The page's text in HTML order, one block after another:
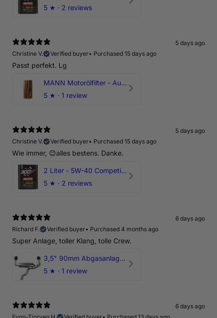
5 ★ · 2 reviews
5 days ago
Christine V.
Verified buyer• Purchased 15 days ago
Passt perfekt. Lg
MANN Motorölfilter - Audi RS3 TTRS RSQ3 VZ5 - DAZ DNW
5 ★ · 1 review
5 days ago
Christine V.
Verified buyer• Purchased 15 days ago
Wie immer, 😊alles bestens. Danke.
2 Liter - 5W-40 Competition 300V Motul Motoröl
5 ★ · 2 reviews
6 days ago
Richard F.
Verified buyer• Purchased 4 months ago
Super Anlage, toller Klang, tolle Crew.
3,5" 90mm Abgasanlage AUDI RSQ3 DNWA 2.5 TFSI
5 ★ · 1 review
6 days ago